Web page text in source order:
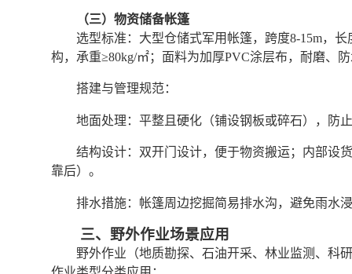
（三）物资储备帐篷
选型标准：大型仓储式军用帐篷，跨度8-15m，
构，承重≥80kg/㎡；面料为加厚PVC涂层布，耐磨、
搭建与管理规范：
地面处理：平整且硬化（铺设钢板或碎石），防
结构设计：双开门设计，便于物资搬运；内部设
靠后）。
排水措施：帐篷周边挖掘简易排水沟，避免雨水
三、野外作业场景应用
野外作业（地质勘探、石油开采、林业监测、科